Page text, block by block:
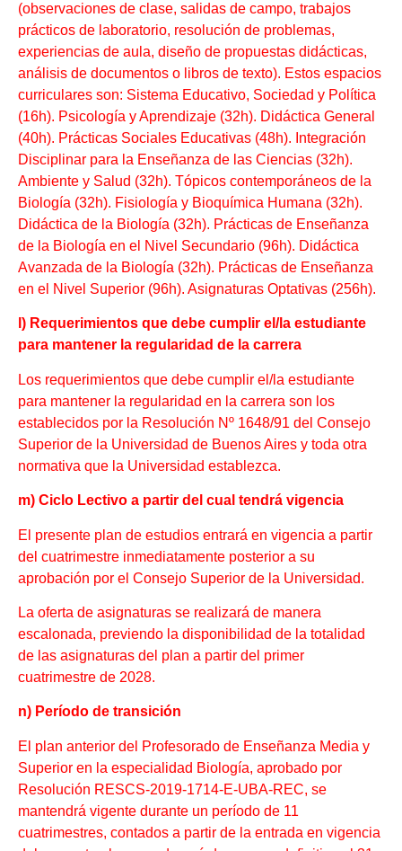
(observaciones de clase, salidas de campo, trabajos
prácticos de laboratorio, resolución de problemas,
experiencias de aula, diseño de propuestas didácticas,
análisis de documentos o libros de texto). Estos espacios
curriculares son: Sistema Educativo, Sociedad y Política
(16h). Psicología y Aprendizaje (32h). Didáctica General
(40h). Prácticas Sociales Educativas (48h). Integración
Disciplinar para la Enseñanza de las Ciencias (32h).
Ambiente y Salud (32h). Tópicos contemporáneos de la
Biología (32h). Fisiología y Bioquímica Humana (32h).
Didáctica de la Biología (32h). Prácticas de Enseñanza
de la Biología en el Nivel Secundario (96h). Didáctica
Avanzada de la Biología (32h). Prácticas de Enseñanza
en el Nivel Superior (96h). Asignaturas Optativas (256h).
l) Requerimientos que debe cumplir el/la estudiante
para mantener la regularidad de la carrera
Los requerimientos que debe cumplir el/la estudiante
para mantener la regularidad en la carrera son los
establecidos por la Resolución Nº 1648/91 del Consejo
Superior de la Universidad de Buenos Aires y toda otra
normativa que la Universidad establezca.
m) Ciclo Lectivo a partir del cual tendrá vigencia
El presente plan de estudios entrará en vigencia a partir
del cuatrimestre inmediatamente posterior a su
aprobación por el Consejo Superior de la Universidad.
La oferta de asignaturas se realizará de manera
escalonada, previendo la disponibilidad de la totalidad
de las asignaturas del plan a partir del primer
cuatrimestre de 2028.
n) Período de transición
El plan anterior del Profesorado de Enseñanza Media y
Superior en la especialidad Biología, aprobado por
Resolución RESCS-2019-1714-E-UBA-REC, se
mantendrá vigente durante un período de 11
cuatrimestres, contados a partir de la entrada en vigencia